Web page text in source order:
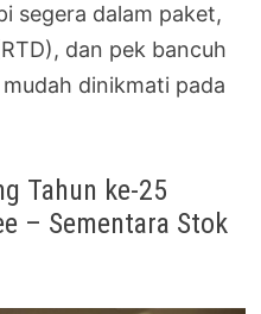
segera dalam paket,
dan pek bancuh
dinikmati pada
Tahun ke-25
– Sementara Stok